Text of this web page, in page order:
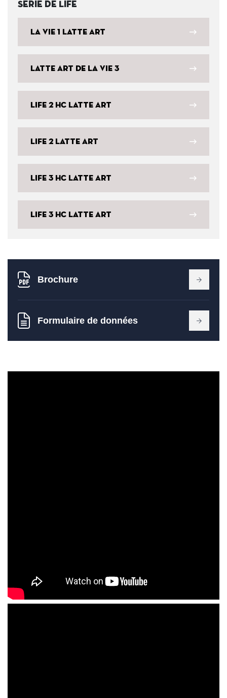
Série de Life
La vie 1 Latte Art
Latte Art de la vie 3
Life 2 HC Latte Art
Life 2 Latte Art
Life 3 HC Latte Art
Life 3 HC Latte Art
Brochure
Formulaire de données